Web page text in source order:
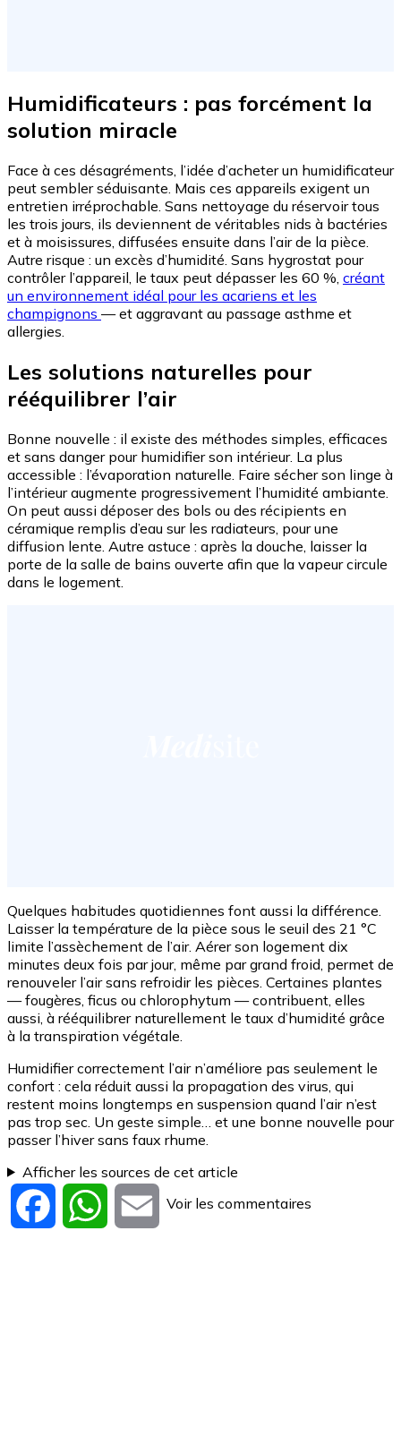
Humidificateurs : pas forcément la
solution miracle
Face à ces désagréments, l’idée d’acheter un humidificateur
peut sembler séduisante. Mais ces appareils exigent un
entretien irréprochable. Sans nettoyage du réservoir tous
les trois jours, ils deviennent de véritables nids à bactéries
et à moisissures, diffusées ensuite dans l’air de la pièce.
Autre risque : un excès d’humidité. Sans hygrostat pour
contrôler l’appareil, le taux peut dépasser les 60 %, créant
un environnement idéal pour les acariens et les
champignons — et aggravant au passage asthme et
allergies.
Les solutions naturelles pour
rééquilibrer l’air
Bonne nouvelle : il existe des méthodes simples, efficaces
et sans danger pour humidifier son intérieur. La plus
accessible : l’évaporation naturelle. Faire sécher son linge à
l’intérieur augmente progressivement l’humidité ambiante.
On peut aussi déposer des bols ou des récipients en
céramique remplis d’eau sur les radiateurs, pour une
diffusion lente. Autre astuce : après la douche, laisser la
porte de la salle de bains ouverte afin que la vapeur circule
dans le logement.
Quelques habitudes quotidiennes font aussi la différence.
Laisser la température de la pièce sous le seuil des 21 °C
limite l’assèchement de l’air. Aérer son logement dix
minutes deux fois par jour, même par grand froid, permet de
renouveler l’air sans refroidir les pièces. Certaines plantes
— fougères, ficus ou chlorophytum — contribuent, elles
aussi, à rééquilibrer naturellement le taux d’humidité grâce
à la transpiration végétale.
Humidifier correctement l’air n’améliore pas seulement le
confort : cela réduit aussi la propagation des virus, qui
restent moins longtemps en suspension quand l’air n’est
pas trop sec. Un geste simple… et une bonne nouvelle pour
passer l’hiver sans faux rhume.
Afficher les sources de cet article
Facebook WhatsApp
Email
Voir les commentaires